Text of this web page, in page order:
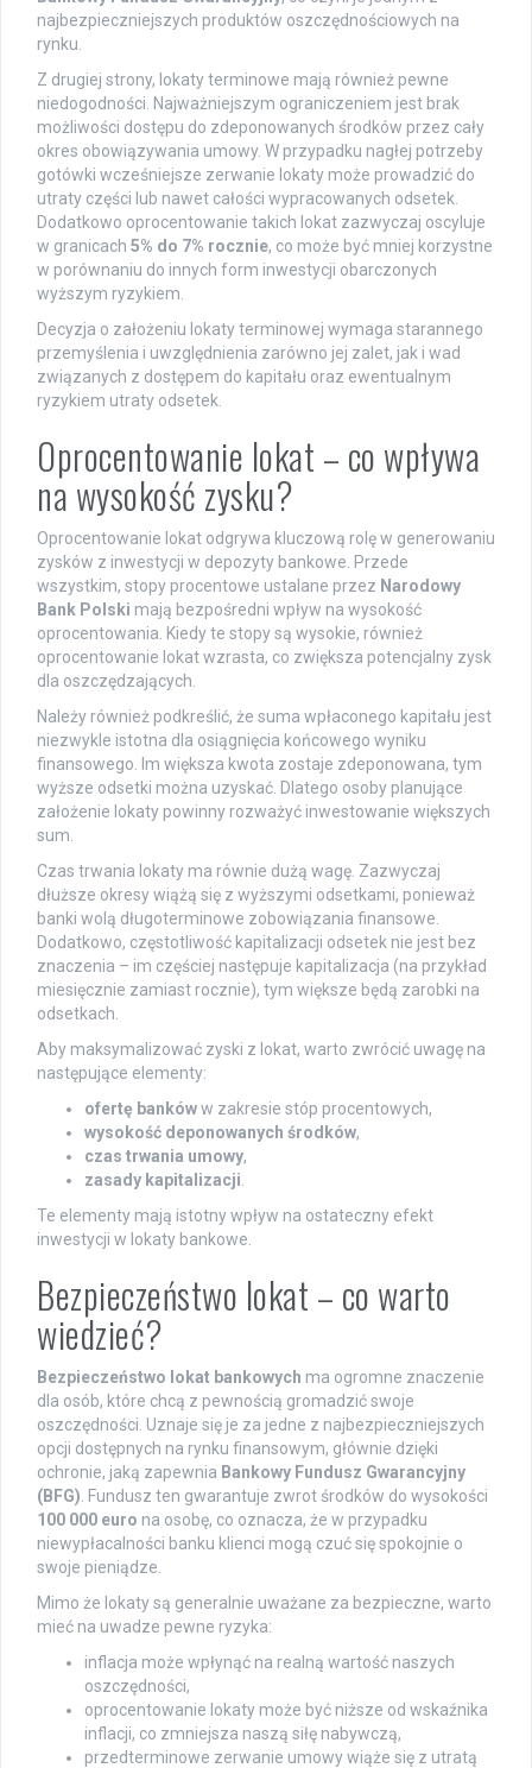
najbezpieczniejszych produktów oszczędnościowych na
rynku.
Z drugiej strony, lokaty terminowe mają również pewne
niedogodności. Najważniejszym ograniczeniem jest brak
możliwości dostępu do zdeponowanych środków przez cały
okres obowiązywania umowy. W przypadku nagłej potrzeby
gotówki wcześniejsze zerwanie lokaty może prowadzić do
utraty części lub nawet całości wypracowanych odsetek.
Dodatkowo oprocentowanie takich lokat zazwyczaj oscyluje
w granicach 5% do 7% rocznie, co może być mniej korzystne
w porównaniu do innych form inwestycji obarczonych
wyższym ryzykiem.
Decyzja o założeniu lokaty terminowej wymaga starannego
przemyślenia i uwzględnienia zarówno jej zalet, jak i wad
związanych z dostępem do kapitału oraz ewentualnym
ryzykiem utraty odsetek.
Oprocentowanie lokat – co wpływa
na wysokość zysku?
Oprocentowanie lokat odgrywa kluczową rolę w generowaniu
zysków z inwestycji w depozyty bankowe. Przede
wszystkim, stopy procentowe ustalane przez Narodowy
Bank Polski mają bezpośredni wpływ na wysokość
oprocentowania. Kiedy te stopy są wysokie, również
oprocentowanie lokat wzrasta, co zwiększa potencjalny zysk
dla oszczędzających.
Należy również podkreślić, że suma wpłaconego kapitału jest
niezwykle istotna dla osiągnięcia końcowego wyniku
finansowego. Im większa kwota zostaje zdeponowana, tym
wyższe odsetki można uzyskać. Dlatego osoby planujące
założenie lokaty powinny rozważyć inwestowanie większych
sum.
Czas trwania lokaty ma równie dużą wagę. Zazwyczaj
dłuższe okresy wiążą się z wyższymi odsetkami, ponieważ
banki wolą długoterminowe zobowiązania finansowe.
Dodatkowo, częstotliwość kapitalizacji odsetek nie jest bez
znaczenia – im częściej następuje kapitalizacja (na przykład
miesięcznie zamiast rocznie), tym większe będą zarobki na
odsetkach.
Aby maksymalizować zyski z lokat, warto zwrócić uwagę na
następujące elementy:
ofertę bankóww zakresie stóp procentowych,
wysokość deponowanych środków,
czas trwania umowy,
zasady kapitalizacji
Te elementy mają istotny wpływ na ostateczny efekt
inwestycji w lokaty bankowe.
Bezpieczeństwo lokat – co warto
wiedzieć?
Bezpieczeństwo lokat bankowych ma ogromne znaczenie
dla osób, które chcą z pewnością gromadzić swoje
oszczędności. Uznaje się je za jedne z najbezpieczniejszych
opcji dostępnych na rynku finansowym, głównie dzięki
ochronie, jaką zapewnia Bankowy Fundusz Gwarancyjny
(BFG) . Fundusz ten gwarantuje zwrot środków do wysokości
100 000 euro na osobę, co oznacza, że w przypadku
niewypłacalności banku klienci mogą czuć się spokojnie o
swoje pieniądze.
Mimo że lokaty są generalnie uważane za bezpieczne, warto
mieć na uwadze pewne ryzyka:
inflacja może wpłynąć na realną wartość naszych
oszczędności,
oprocentowanie lokaty może być niższe od wskaźnika
inflacji, co zmniejsza naszą siłę nabywczą,
przedterminowe zerwanie umowy wiąże się z utratą